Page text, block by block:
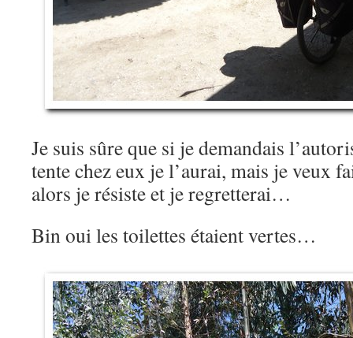
Je suis sûre que si je demandais
tente chez eux je l’aurai, mais je veux
alors je résiste et je regretterai…
Bin oui les toilettes étaient vertes…